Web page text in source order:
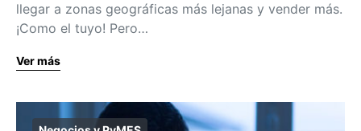
llegar a zonas geográficas más lejanas y vender más.
¡Como el tuyo! Pero…
Ver más